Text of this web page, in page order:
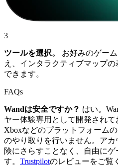
3
ツールを選択。
お好みのゲー
え、インタラクティブマップ
できます。
FAQs
Wandは安全ですか？ はい。
ヤー体験専用として開発されて
Xboxなどのプラットフォーム
のやり取りを行いません。ア
険にさらすことなく、自由に
す。 Trustpilotのレビューをご覧